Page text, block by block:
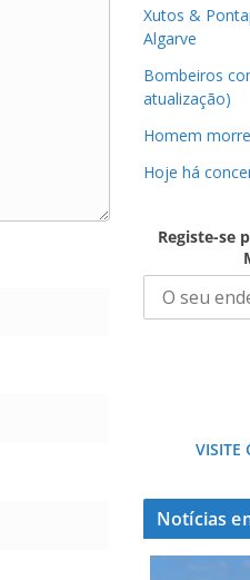
Xutos &
Algarve
Bombeiros
atualização)
Homem
Hoje há
Registe-se
VISITE
Notícias